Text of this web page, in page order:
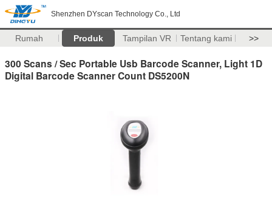
Shenzhen DYscan Technology Co., Ltd
Rumah Produk Tampilan VR Tentang kami >>
300 Scans / Sec Portable Usb Barcode Scanner, Light 1D
Digital Barcode Scanner Count DS5200N